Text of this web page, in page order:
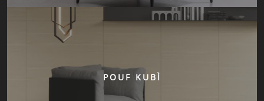
POUF KUBÌ